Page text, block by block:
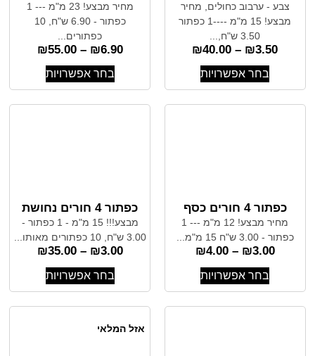
צבע - ערבוב כחולים, מחיר
מבצע! 15 מ"מ ----1 כפתור
3.50 ש"ח,...
₪3.50
–
₪40.00
בחר אפשרויות
מחיר מבצע! 23 מ"מ --- 1
כפתור - 6.90 ש"ח, 10
כפתורים...
₪6.90
–
₪55.00
בחר אפשרויות
כפתור 4 חורים כסף
מחיר מבצע! 12 מ"מ --- 1
כפתור - 3.00 ש"ח 15 מ"מ...
₪3.00
–
₪4.00
בחר אפשרויות
כפתור 4 חורים נחושת
מבצע!!! 15 מ"מ - 1 כפתור -
3.00 ש"ח, 10 כפתורים מאותו...
₪3.00
–
₪35.00
בחר אפשרויות
אזל המלאי